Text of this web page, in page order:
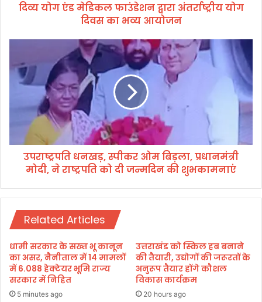
न
ष्ट्री
दि
स
का
व्य
आ
यो
ज
दिव्य योग एंड मेडिकल फाउंडेशन द्वारा अंतर्राष्ट्रीय योग
दिवस का भव्य आयोजन
रा
ख
ओ
म
बि
ड़
ला
,
प्र
उपराष्ट्रपति धनखड़, स्पीकर ओम बिड़ला, प्रधानमंत्री
मोदी, ने राष्ट्रपति को दी जन्मदिन की शुभकामनाएं
Related Articles
धामी सरकार के सख्त भू कानून
का असर, नैनीताल में 14 मामलों
में 6.088 हेक्टेयर भूमि राज्य
सरकार में निहित
5 minutes ago
उत्तराखंड को स्किल हब बनाने
की तैयारी, उद्योगों की जरूरतों के
अनुरूप तैयार होंगे कौशल
विकास कार्यक्रम
20 hours ago